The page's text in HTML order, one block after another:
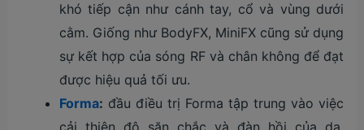
khó tiếp cận như cánh tay, cổ và vùng dưới
cằm. Giống như BodyFX, MiniFX cũng sử dụng
sự kết hợp của sóng RF và chân không để đạt
được hiệu quả tối ưu.
Forma: đầu điều trị Forma tập trung vào việc